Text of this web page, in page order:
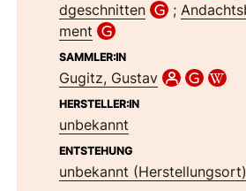
dgeschnitten
;
ment
SAMMLER:IN
Gugitz, Gustav
HERSTELLER:IN
unbekannt
ENTSTEHUNG
unbekannt (Herstellungsort)